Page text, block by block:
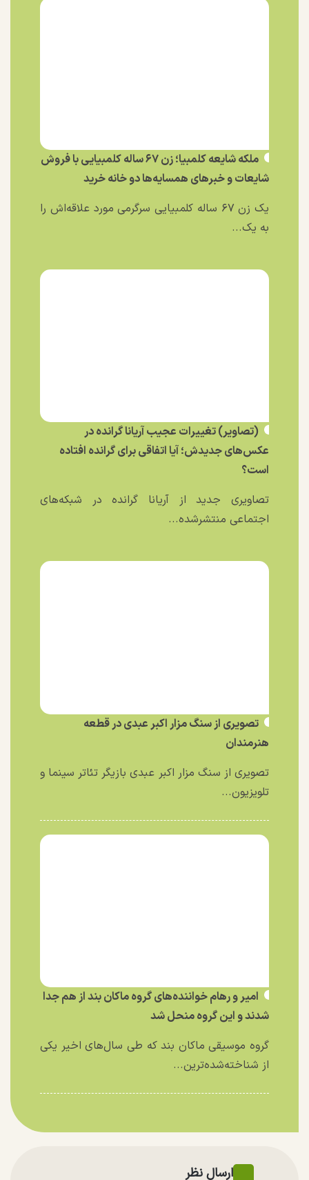
ملکه شایعه کلمبیا؛ زن ۶۷ ساله کلمبیایی با فروش
شایعات و خبر‌های همسایه‌ها دو خانه خرید
یک زن ۶۷ ساله کلمبیایی سرگرمی مورد علاقه‌اش را
به یک...
(تصاویر) تغییرات عجیب آریانا گرانده در
عکس‌های جدیدش؛ آیا اتفاقی برای گرانده افتاده
است؟
تصاویری جدید از آریانا گرانده در شبکه‌های
اجتماعی منتشرشده...
تصویری از سنگ مزار اکبر عبدی در قطعه
هنرمندان
تصویری از سنگ مزار اکبر عبدی بازیگر تئاتر سینما و
تلویزیون...
امیر و رهام خواننده‌های گروه ماکان بند از هم جدا
شدند و این گروه منحل شد
گروه موسیقی ماکان بند که طی سال‌های اخیر یکی
از شناخته‌شده‌ترین...
ارسال نظر